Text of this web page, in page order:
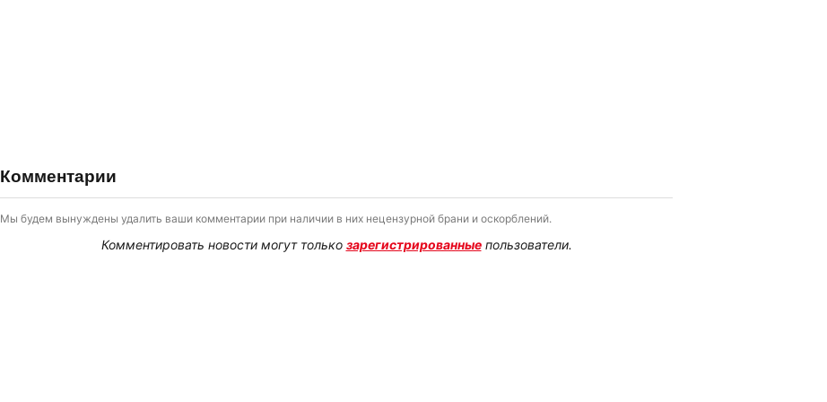
Комментарии
Мы будем вынуждены удалить ваши комментарии при наличии в них нецензурной брани и оскорблений.
Комментировать новости могут только зарегистрированныепользователи.